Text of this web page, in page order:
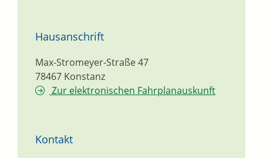
Hausanschrift
Max-Stromeyer-Straße 47
78467 Konstanz
Zur elektronischen Fahrplanauskunft
Kontakt